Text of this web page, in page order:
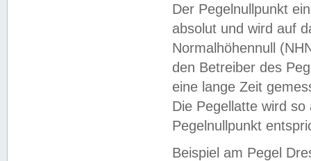
Der Pegelnullpunkt
absolut und wird auf
Normalhöhennull
den Betreiber des
eine lange Zeit
Die Pegellatte wird
Pegelnullpunkt
Beispiel am Pegel